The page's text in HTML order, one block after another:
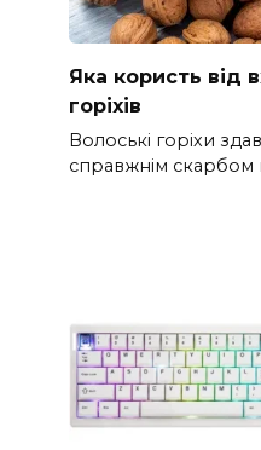
Яка користь від
горіхів
Волоські горіхи
справжнім